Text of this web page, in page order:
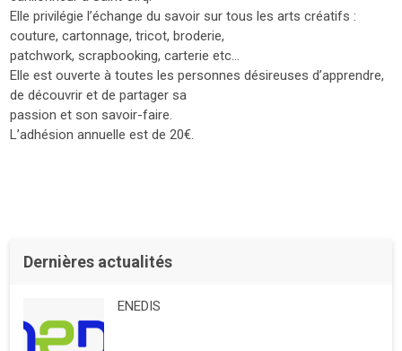
Elle privilégie l’échange du savoir sur tous les arts créatifs :
couture, cartonnage, tricot, broderie,
patchwork, scrapbooking, carterie etc…
Elle est ouverte à toutes les personnes désireuses d’apprendre,
de découvrir et de partager sa
passion et son savoir-faire.
L’adhésion annuelle est de 20€.
Dernières actualités
ENEDIS